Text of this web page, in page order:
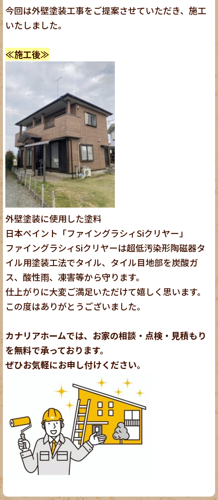
今回は外壁塗装工事をご提案させていただき、施工
いたしました。
≪施工後≫
外壁塗装に使用した塗料
日本ペイント「ファイングラシィSiクリヤー」
ファイングラシィSiクリヤーは超低汚染形陶磁器タ
イル用塗装工法でタイル、タイル目地部を炭酸ガ
ス、酸性雨、凍害等から守ります。
仕上がりに大変ご満足いただけて嬉しく思います。
この度はありがとうございました。
カナリアホームでは、お家の相談・点検・見積もり
を無料で承っております。
ぜひお気軽にお申し付けください。